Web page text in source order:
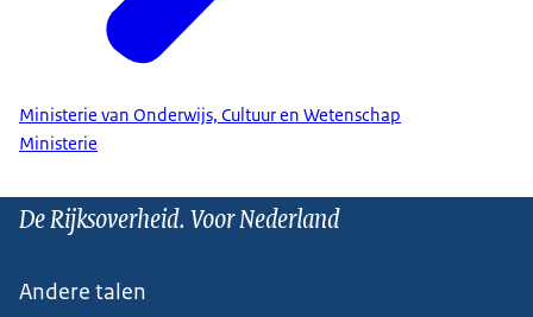
Ministerie van Onderwijs, Cultuur en Wetenschap
Ministerie
De Rijksoverheid. Voor Nederland
Andere talen